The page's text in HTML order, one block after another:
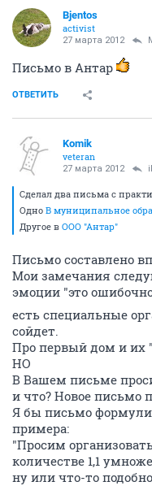
Bjentos
activist
27 марта 2012
Письмо в Антар
ОТВЕТИТЬ
Komik
veteran
27 марта 2012
Сделал два письма с
Одно В муниципальное
Другое в ООО "Антар"
Письмо составлено
Мои замечания
эмоции "это
есть специальные
сойдет.
Про первый дом и их
НО
В Вашем письме
и что? Новое письмо
Я бы письмо
примера:
"Просим
количестве 1,1
ну или что-то